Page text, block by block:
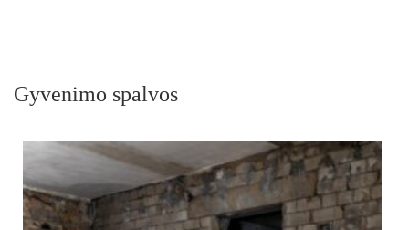
Gyvenimo spalvos